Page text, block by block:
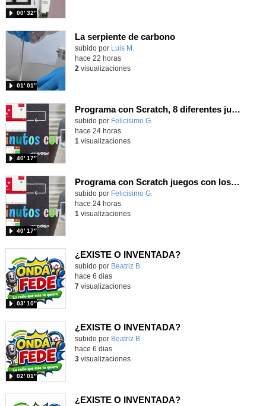
00′ 32″
La serpiente de carbono
Contenido educativo.
subido por Luis M.
01′ 01″
hace 22 horas
2 visualizaciones
Programa con Scratch, 8 diferentes juegos para vivir la emoción de los partidos de España en el mundial 2026
Contenido educativo.
subido por Felicisimo G.
40′ 17″
hace 24 horas
1 visualizaciones
Programa con Scratch juegos con los partidos del mundial 2026 ganados por España
Contenido educativo.
subido por Felicisimo G.
40′ 17″
hace 24 horas
1 visualizaciones
¿EXISTE O INVENTADA?
Contenido educativo.
subido por Beatriz B.
03′ 10″
hace 6 dias
7visualizaciones
¿EXISTE O INVENTADA?
Contenido educativo.
subido por Beatriz B.
02′ 01″
hace 6 dias
3visualizaciones
¿EXISTE O INVENTADA?